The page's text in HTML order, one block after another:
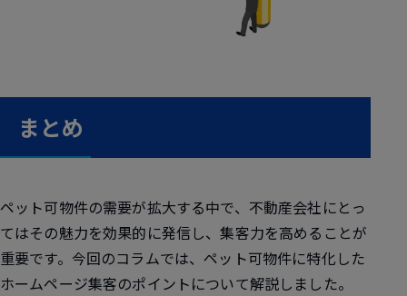
まとめ
ペット可物件の需要が拡大する中で、不動産会社にとっ
てはその魅力を効果的に発信し、集客力を高めることが
重要です。今回のコラムでは、ペット可物件に特化した
ホームページ集客のポイントについて解説しました。